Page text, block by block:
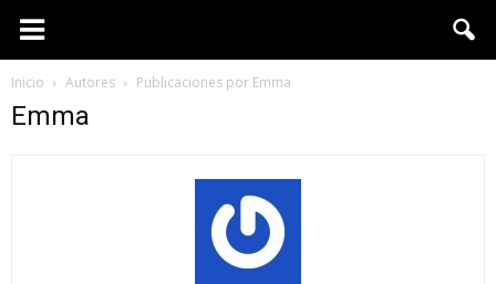
Inicio Autores Publicaciones por Emma
Emma